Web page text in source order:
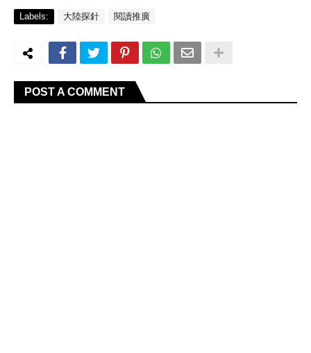
Labels: 大陸探針 閱讀推廣
POST A COMMENT